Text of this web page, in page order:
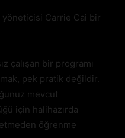
Carrie Cai bir
çalışan bir programı
pek pratik değildir.
mevcut
için halihazırda
öğrenme